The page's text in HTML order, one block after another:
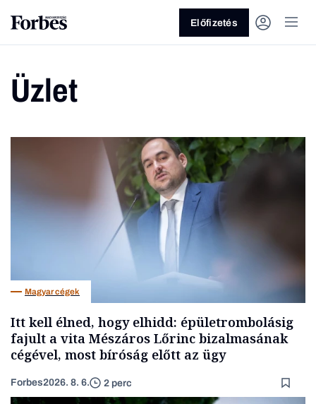
Vagy fedezze fel a következő
témákat
Pénz Zöld
Előfizetés
Üzlet
Magyar cégek
Itt kell élned, hogy elhidd: épületrombolásig
fajult a vita Mészáros Lőrinc bizalmasának
cégével, most bíróság előtt az ügy
Forbes2026. 8. 6. 2 perc